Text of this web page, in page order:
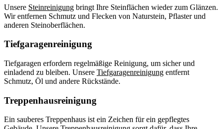
Unsere Steinreinigung bringt Ihre Steinflächen wieder zum Glänzen.
Wir entfernen Schmutz und Flecken von Naturstein, Pflaster und
anderen Steinoberflächen.
Tiefgaragenreinigung
Tiefgaragen erfordern regelmäßige Reinigung, um sicher und
einladend zu bleiben. Unsere Tiefgaragenreinigung entfernt
Schmutz, Öl und andere Rückstände.
Treppenhausreinigung
Ein sauberes Treppenhaus ist ein Zeichen für ein gepflegtes